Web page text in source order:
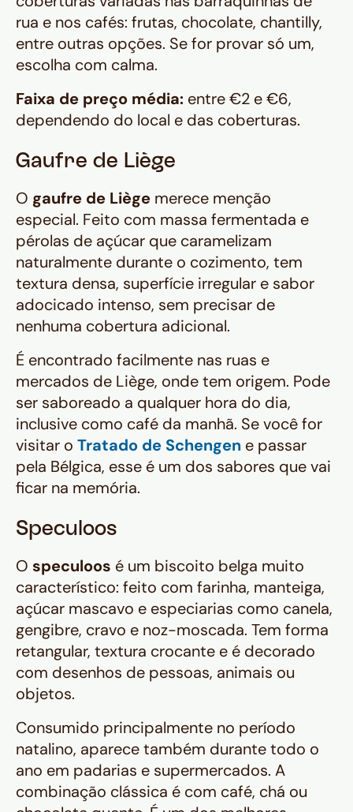
rua e nos cafés: frutas, chocolate, chantilly,
entre outras opções. Se for provar só um,
escolha com calma.
Faixa de preço média: entre €2 e €6,
dependendo do local e das coberturas.
Gaufre de Liège
O gaufre de Liège merece menção
especial. Feito com massa fermentada e
pérolas de açúcar que caramelizam
naturalmente durante o cozimento, tem
textura densa, superfície irregular e sabor
adocicado intenso, sem precisar de
nenhuma cobertura adicional.
É encontrado facilmente nas ruas e
mercados de Liège, onde tem origem. Pode
ser saboreado a qualquer hora do dia,
inclusive como café da manhã. Se você for
visitar o Tratado de Schengen e passar
pela Bélgica, esse é um dos sabores que vai
ficar na memória.
Speculoos
O speculoos é um biscoito belga muito
característico: feito com farinha, manteiga,
açúcar mascavo e especiarias como canela,
gengibre, cravo e noz-moscada. Tem forma
retangular, textura crocante e é decorado
com desenhos de pessoas, animais ou
objetos.
Consumido principalmente no período
natalino, aparece também durante todo o
ano em padarias e supermercados. A
combinação clássica é com café, chá ou